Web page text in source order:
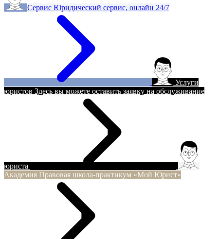
Сервис Юридический сервис, онлайн 24/7
Услуги
юристов Здесь вы можете оставить заявку на обслуживание
юриста
Академия Правовая школа-практикум «Мой Юрист»